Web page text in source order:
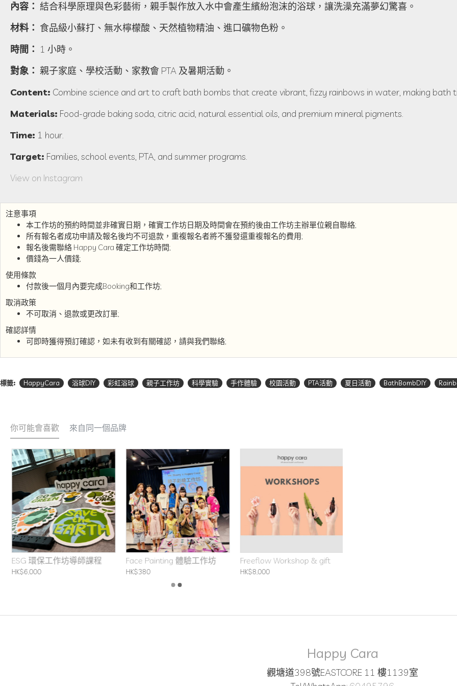
注意事項
本工作坊的預約時間並非確實日期，確實工作坊日期及時間會在預約後由工作坊主辦單位親自聯絡;
所有報名者成功申請及報名後均不可退款，重複報名者將不獲發還重複報名的費用;
報名後需聯絡 Happy Cara 確定工作坊時間;
價錢為一人價錢;
使用條款
付款後一個月內要完成Booking和工作坊;
取消政策
不可取消、退款或更改訂單;
確認詳情
可即時獲得預訂確認，如未有收到有關確認，請與我們聯絡;
內容： 結合科學原理與色彩藝術，親手製作放入水中會產生繽紛泡沫的浴球，讓洗澡充滿夢幻驚喜。
材料： 食品級小蘇打、無水檸檬酸、天然植物精油、進口礦物色粉。
時間： 1 小時。
對象： 親子家庭、學校活動、家教會 PTA 及暑期活動。
Content: Combine science and art to craft bath bombs that create vibrant, fizzy rainbows in water, making bath
Materials: Food-grade baking soda, citric acid, natural essential oils, and premium mineral pigments.
Time: 1 hour.
Target: Families, school events, PTA, and summer programs.
View on Instagram
標籤: HappyCara 浴球DIY 彩虹浴球 親子工作坊 科學實驗 手作體驗 校園活動 PTA活動 夏日活動 BathBombDIY
你可能會喜歡 來自同一個品牌
ESG 環保工作坊導師課程
HK$6,000
Face Painting 體驗工作坊
HK$380
Freeflow Workshop & gift
HK$8,000
Happy Cara
觀塘道398號EASTCORE 11 樓1139室